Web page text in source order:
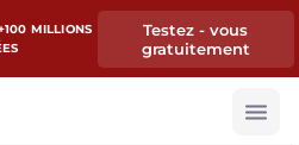
MILLIONS
Testez - vous
gratuitement